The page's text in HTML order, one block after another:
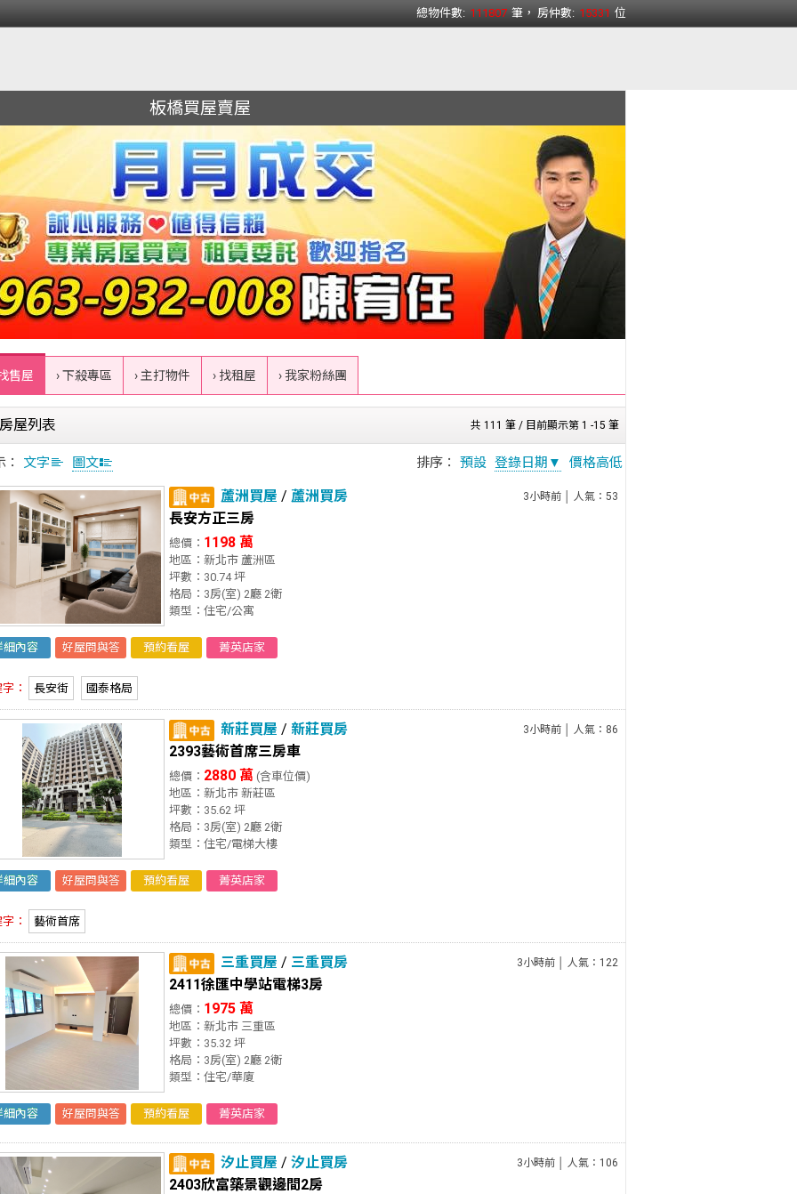
總物件數: 111807 筆， 房仲數: 15331 位
板橋買屋賣屋
售屋 › 下殺專區 › 主打物件 › 找租屋 › 我家粉絲團
共 111 筆 / 目前顯示第 1 -15 筆
房屋列表
： 文字 圖文 排序： 預設 登錄日期▼ 價格高低
蘆洲買屋 / 蘆洲買房 3小時前 │ 人氣：53
長安方正三房
總價： 1198 萬
地區：新北市 蘆洲區
坪數：30.74 坪
格局：3房(室) 2廳 2衛
類型：住宅/公寓
細內容 好屋問與答 預約看屋 菁英店家
： 長安街 國泰格局
新莊買屋 / 新莊買房 3小時前 │ 人氣：86
2393藝術首席三房車
總價： 2880 萬 (含車位價)
地區：新北市 新莊區
坪數：35.62 坪
格局：3房(室) 2廳 2衛
類型：住宅/電梯大樓
細內容 好屋問與答 預約看屋 菁英店家
： 藝術首席
三重買屋 / 三重買房 3小時前 │ 人氣：122
2411徐匯中學站電梯3房
總價： 1975 萬
地區：新北市 三重區
坪數：35.32 坪
格局：3房(室) 2廳 2衛
類型：住宅/華廈
細內容 好屋問與答 預約看屋 菁英店家
汐止買屋 / 汐止買房 3小時前 │ 人氣：106
2403欣富築景觀邊間2房